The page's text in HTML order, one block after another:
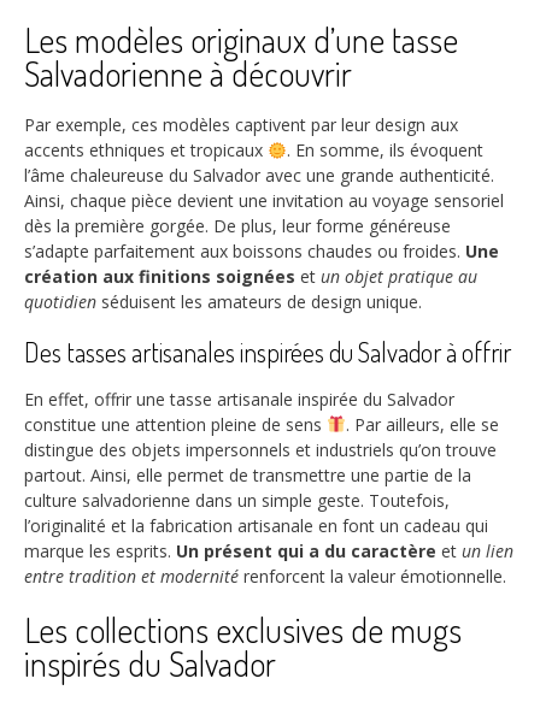
Les modèles originaux d’une tasse
Salvadorienne à découvrir
Par exemple, ces modèles captivent par leur design aux
accents ethniques et tropicaux
. En somme, ils évoquent
l’âme chaleureuse du Salvador avec une grande authenticité.
Ainsi, chaque pièce devient une invitation au voyage sensoriel
dès la première gorgée. De plus, leur forme généreuse
s’adapte parfaitement aux boissons chaudes ou froides. Une
création aux finitions soignées et un objet pratique au
quotidien séduisent les amateurs de design unique.
Des tasses artisanales inspirées du Salvador à offrir
En effet, offrir une tasse artisanale inspirée du Salvador
constitue une attention pleine de sens
. Par ailleurs, elle se
distingue des objets impersonnels et industriels qu’on trouve
partout. Ainsi, elle permet de transmettre une partie de la
culture salvadorienne dans un simple geste. Toutefois,
l’originalité et la fabrication artisanale en font un cadeau qui
marque les esprits. Un présent qui a du caractère et un lien
entre tradition et modernité renforcent la valeur émotionnelle.
Les collections exclusives de mugs
inspirés du Salvador